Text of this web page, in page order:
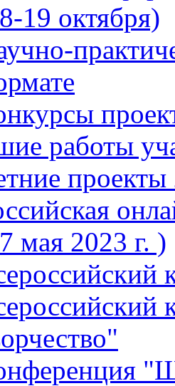
19 октября)
работы
проекты
мая 2023 г. )